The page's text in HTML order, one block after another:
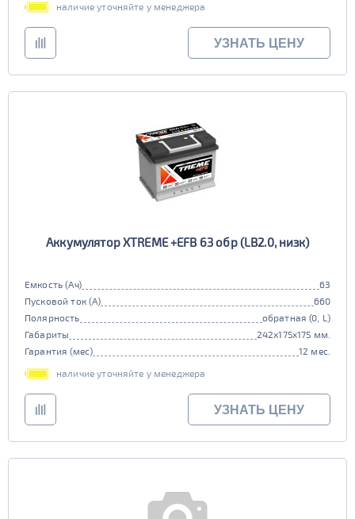
наличие уточняйте у менеджера
УЗНАТЬ ЦЕНУ
Аккумулятор XTREME +EFB 63 обр (LB2.0, низк)
Емкость (Ач)
63
Пусковой ток (А)
660
Полярность
обратная (0, L)
Габариты
242x175x175 мм.
Гарантия (мес)
12 мес.
наличие уточняйте у менеджера
УЗНАТЬ ЦЕНУ